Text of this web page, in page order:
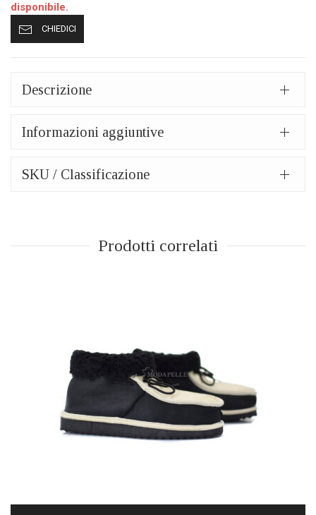
disponibile.
CHIEDICI
Descrizione
Informazioni aggiuntive
SKU / Classificazione
Prodotti correlati